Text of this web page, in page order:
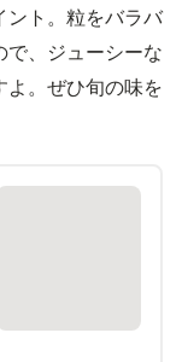
ント。粒をバラバ
で、ジューシーな
よ。ぜひ旬の味を